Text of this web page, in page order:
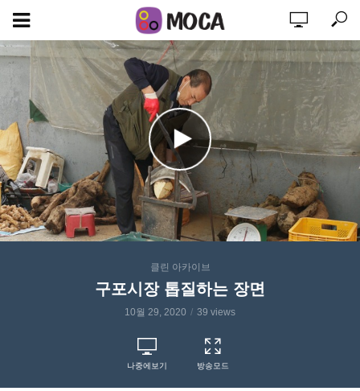
클린 아카이브
구포시장 톱질하는 장면
10월 29, 2020 39 views
나중에보기 방송모드